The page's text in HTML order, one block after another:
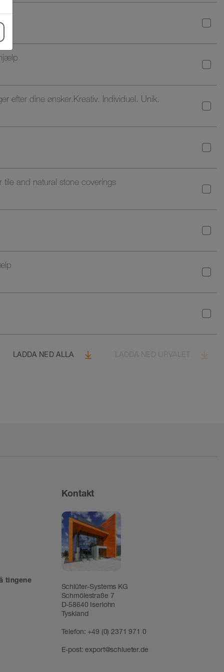
efter dine ønsker.Kreativ. Individuel. Unik.
and natural stone coverings
LADDA NED ALLA
tingene
Kontakt
Schlüter-Systems KG
Schmölestraße 7
D-58640 Iserlohn
Tyskland
Telefon:+49 (0) 2371 971 0
E-post:export@schlueter.de